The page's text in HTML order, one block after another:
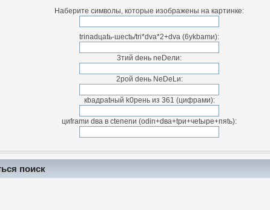
Наберите символы, которые изображены на картинке:
trinadцatь-шectь/tri*dva*2+dva (6ykbamи):
3тий deнь neDeли:
2рой dень NeDeLи:
кbaдpatный k0peнь из 361 (цифpами):
циfrаmи dвa в ctепenи (odin+dвa+tpи+чetыpe+пяtь):
поиск